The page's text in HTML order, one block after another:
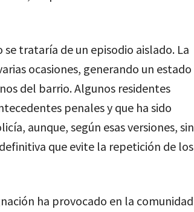
trataría de un episodio aislado. La
ocasiones, generando un estado
del barrio. Algunos residentes
penales y que ha sido
aunque, según esas versiones, sin
que evite la repetición de los
ha provocado en la comunidad